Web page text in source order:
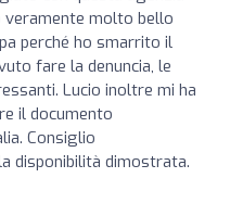
molto bello
perché ho smarrito il
fare la denuncia, le
Lucio inoltre mi ha
il documento
Consiglio
disponibilità dimostrata.